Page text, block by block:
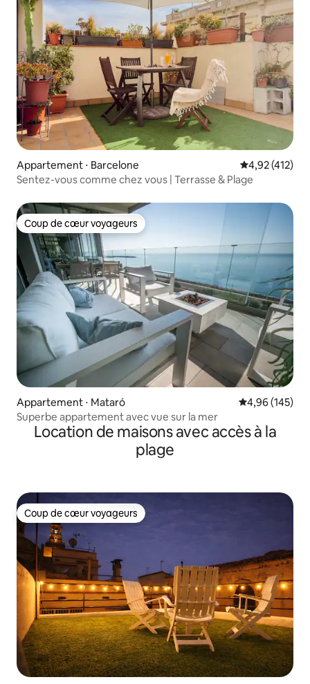
Appartement ⋅ Barcelone Évaluation
4,92 (412)
Sentez-vous comme chez vous | Terrasse & Plage
Coup de cœur voyageurs
Coup de cœur voyageurs
Appartement ⋅ Mataró Évaluation
4,96 (145)
Superbe appartement avec vue sur la mer
Location de maisons avec accès à la
plage
Coup de cœur voyageurs
Coup de cœur voyageurs